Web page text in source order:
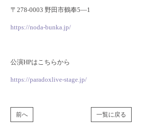
〒278-0003 野田市鶴奉5―1
https://noda-bunka.jp/
公演HPはこちらから
https://paradoxlive-stage.jp/
前へ 一覧に戻る